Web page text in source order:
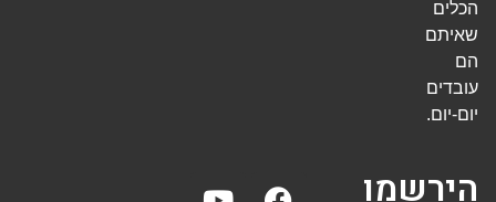
הכלים
שאיתם
הם
עובדים
יום-יום.
הירשמו